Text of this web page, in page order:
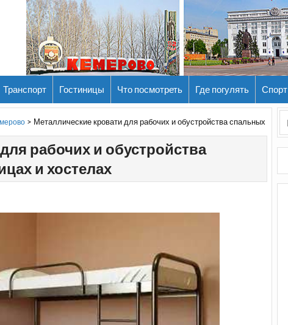
Транспорт Гостиницы Что посмотреть Где погулять Спорт
> Металлические кровати для рабочих и обустройства спальных
рабочих и обустройства
и хостелах